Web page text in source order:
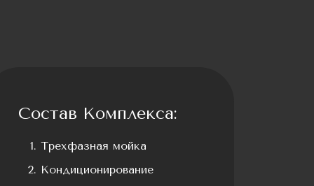
Состав Комплекса:
Трехфазная мойка
Кондиционирование